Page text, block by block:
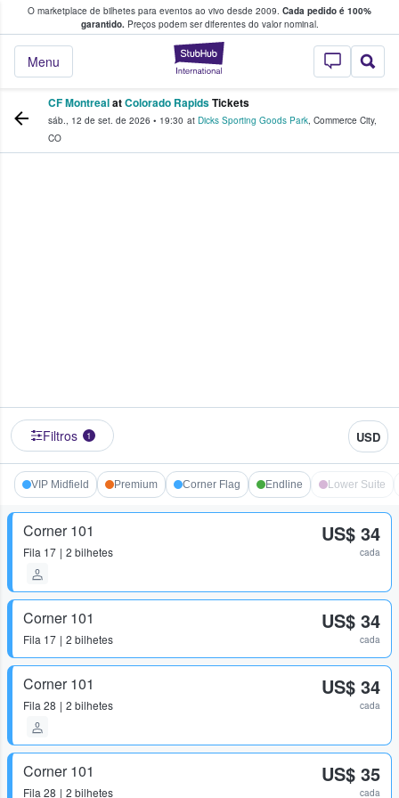
O marketplace de bilhetes para eventos ao vivo desde 2009. Cada pedido é 100%
garantido.Preços podem ser diferentes do valor nominal.
StubHub – onde
Menu
fãs compram e vendem bilhetes
CF MontrealatColorado RapidsTickets
sáb., 12 de set. de 2026 • 19:30 at Dicks Sporting Goods Park, Commerce City,
CO
Filtros 1 USD
VIP Midfield Premium Corner Flag Endline Lower Suite
Corner 101
Fila 17 2 bilhetes
US$ 34
cada
Corner 101
Fila 17 2 bilhetes
US$ 34
cada
Corner 101
Fila 28 2 bilhetes
US$ 34
cada
Corner 101
Fila 28 2 bilhetes
US$ 35
cada